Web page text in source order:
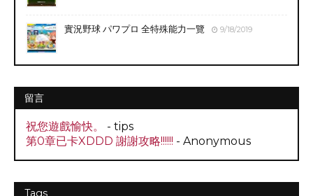
實況野球 パワプロ 全特殊能力一覽 9/18/2019
留言
祝您遊戲愉快。
- tips
第0章已卡XDDD 謝謝攻略!!!!!! - Anonymous
Tags